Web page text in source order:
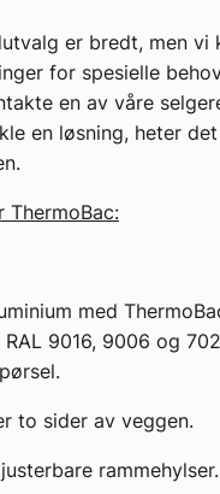
er bredt, men vi
for spesielle
en av våre
en løsning, heter
ThermoBac:
med
9016, 9006 og
to sider av veggen.
rammehylser.